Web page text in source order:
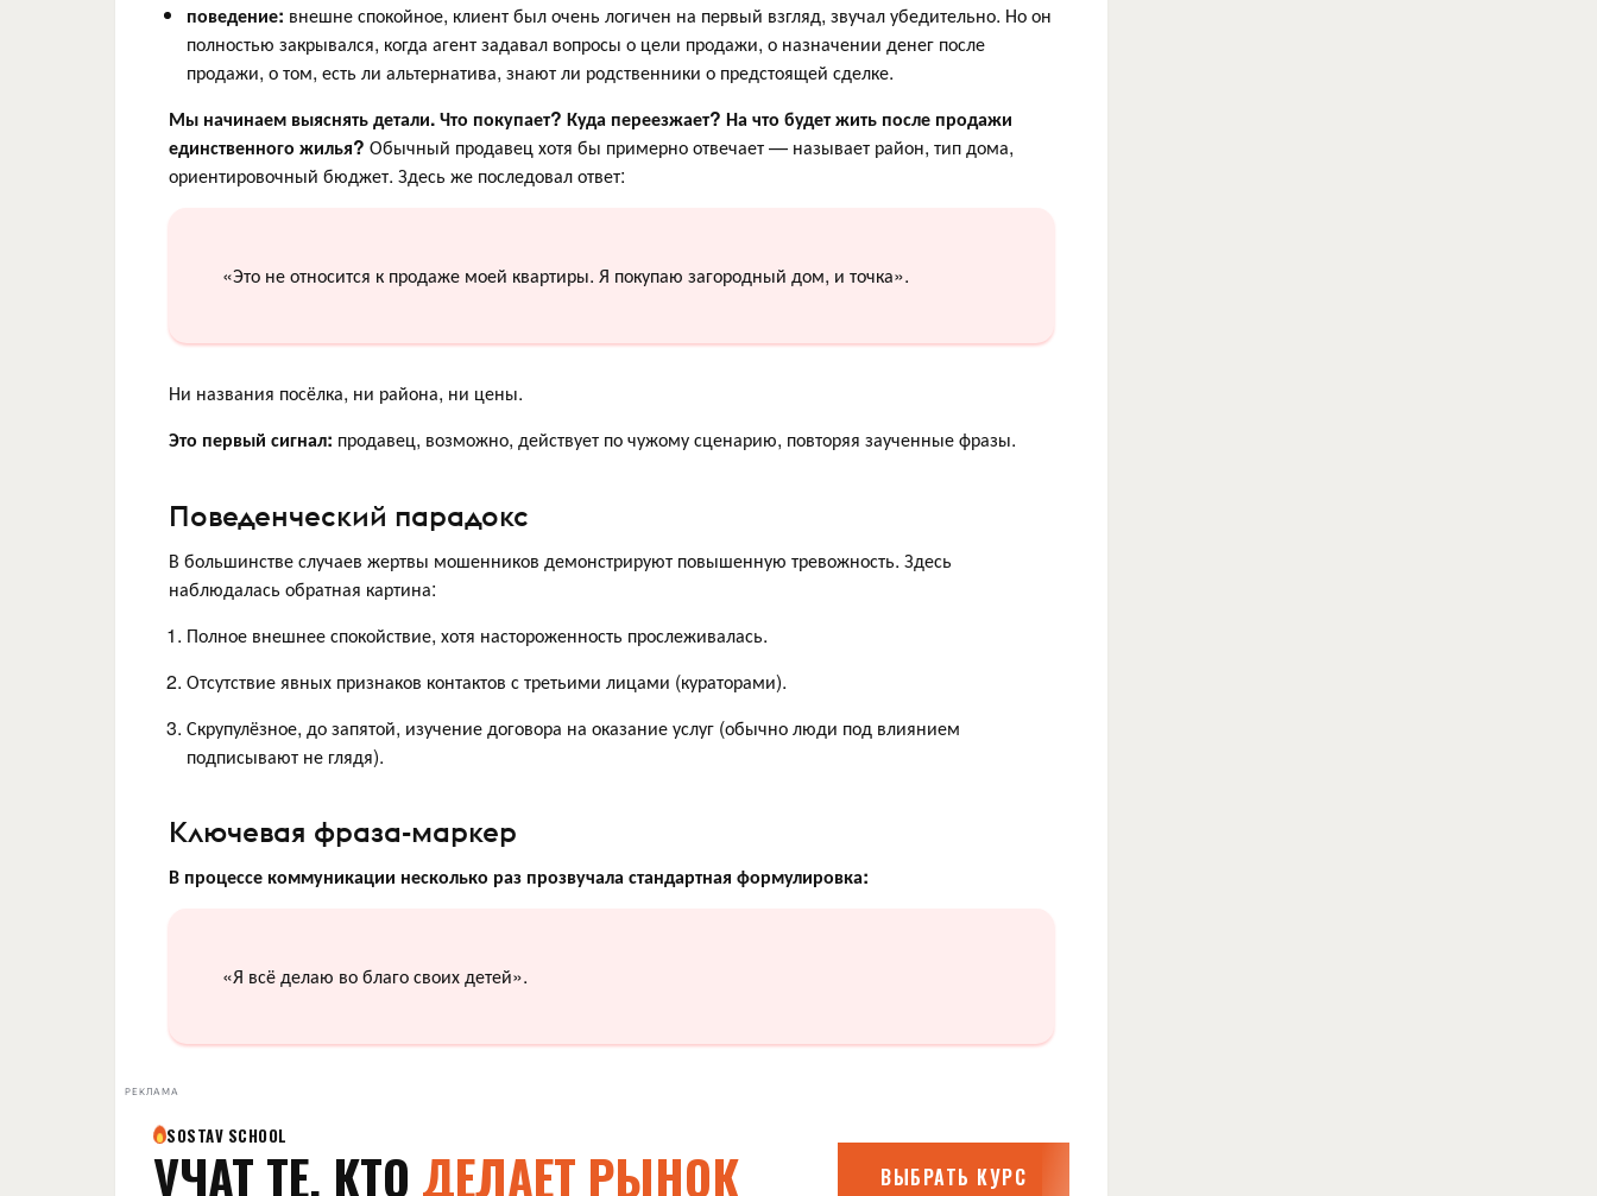
поведение: внешне спокойное, клиент был очень логичен на первый взгляд, звучал убедительно. Но он
полностью закрывался, когда агент задавал вопросы о цели продажи, о назначении денег после
продажи, о том, есть ли альтернатива, знают ли родственники о предстоящей сделке.
Мы начинаем выяснять детали. Что покупает? Куда переезжает? На что будет жить после продажи
единственного жилья? Обычный продавец хотя бы примерно отвечает — называет район, тип дома,
ориентировочный бюджет. Здесь же последовал ответ:
«Это не относится к продаже моей квартиры. Я покупаю загородный дом, и точка».
Ни названия посёлка, ни района, ни цены.
Это первый сигнал: продавец, возможно, действует по чужому сценарию, повторяя заученные фразы.
Поведенческий парадокс
В большинстве случаев жертвы мошенников демонстрируют повышенную тревожность. Здесь
наблюдалась обратная картина:
Полное внешнее спокойствие, хотя настороженность прослеживалась.
Отсутствие явных признаков контактов с третьими лицами (кураторами).
Скрупулёзное, до запятой, изучение договора на оказание услуг (обычно люди под влиянием
подписывают не глядя).
Ключевая фраза-маркер
В процессе коммуникации несколько раз прозвучала стандартная формулировка:
«Я всё делаю во благо своих детей».
РЕКЛАМА